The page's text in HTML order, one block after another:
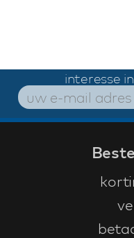
interesse